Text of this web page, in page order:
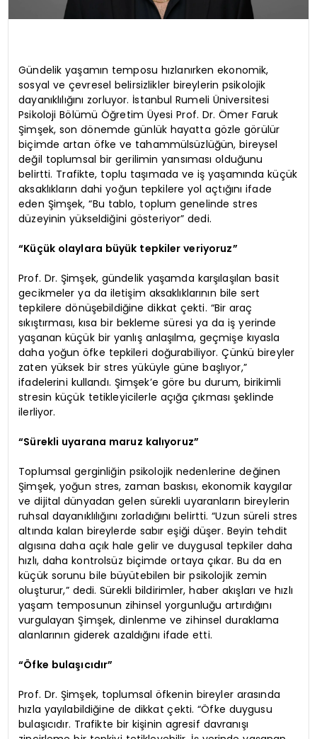
Gündelik yaşamın temposu hızlanırken ekonomik,
sosyal ve çevresel belirsizlikler bireylerin psikolojik
dayanıklılığını zorluyor. İstanbul Rumeli Üniversitesi
Psikoloji Bölümü Öğretim Üyesi Prof. Dr. Ömer Faruk
Şimşek, son dönemde günlük hayatta gözle görülür
biçimde artan öfke ve tahammülsüzlüğün, bireysel
değil toplumsal bir gerilimin yansıması olduğunu
belirtti. Trafikte, toplu taşımada ve iş yaşamında küçük
aksaklıkların dahi yoğun tepkilere yol açtığını ifade
eden Şimşek, “Bu tablo, toplum genelinde stres
düzeyinin yükseldiğini gösteriyor” dedi.
“Küçük olaylara büyük tepkiler veriyoruz”
Prof. Dr. Şimşek, gündelik yaşamda karşılaşılan basit
gecikmeler ya da iletişim aksaklıklarının bile sert
tepkilere dönüşebildiğine dikkat çekti. “Bir araç
sıkıştırması, kısa bir bekleme süresi ya da iş yerinde
yaşanan küçük bir yanlış anlaşılma, geçmişe kıyasla
daha yoğun öfke tepkileri doğurabiliyor. Çünkü bireyler
zaten yüksek bir stres yüküyle güne başlıyor,”
ifadelerini kullandı. Şimşek’e göre bu durum, birikimli
stresin küçük tetikleyicilerle açığa çıkması şeklinde
ilerliyor.
“Sürekli uyarana maruz kalıyoruz”
Toplumsal gerginliğin psikolojik nedenlerine değinen
Şimşek, yoğun stres, zaman baskısı, ekonomik kaygılar
ve dijital dünyadan gelen sürekli uyaranların bireylerin
ruhsal dayanıklılığını zorladığını belirtti. “Uzun süreli stres
altında kalan bireylerde sabır eşiği düşer. Beyin tehdit
algısına daha açık hale gelir ve duygusal tepkiler daha
hızlı, daha kontrolsüz biçimde ortaya çıkar. Bu da en
küçük sorunu bile büyütebilen bir psikolojik zemin
oluşturur,” dedi. Sürekli bildirimler, haber akışları ve hızlı
yaşam temposunun zihinsel yorgunluğu artırdığını
vurgulayan Şimşek, dinlenme ve zihinsel duraklama
alanlarının giderek azaldığını ifade etti.
“Öfke bulaşıcıdır”
Prof. Dr. Şimşek, toplumsal öfkenin bireyler arasında
hızla yayılabildiğine de dikkat çekti. “Öfke duygusu
bulaşıcıdır. Trafikte bir kişinin agresif davranışı